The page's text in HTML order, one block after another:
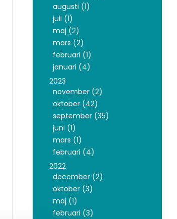
augusti (1)
juli (1)
maj (2)
mars (2)
februari (1)
januari (4)
2023
november (2)
oktober (42)
september (35)
juni (1)
mars (1)
februari (4)
2022
december (2)
oktober (3)
maj (1)
februari (3)